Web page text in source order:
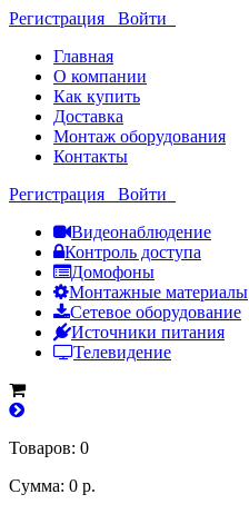
Регистрация Войти
Главная
О компании
Как купить
Доставка
Монтаж оборудования
Контакты
Регистрация Войти
Видеонаблюдение
Контроль доступа
Домофоны
Монтажные материалы
Сетевое оборудование
Источники питания
Телевидение
Товаров: 0
Сумма: 0 р.